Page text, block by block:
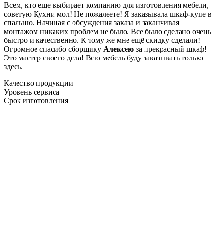
Всем, кто еще выбирает компанию для изготовления мебели,
советую Кухни мол! Не пожалеете! Я заказывала шкаф-купе в
спальню. Начиная с обсуждения заказа и заканчивая
монтажом никаких проблем не было. Все было сделано очень
быстро и качественно. К тому же мне ещё скидку сделали!
Огромное спасибо сборщику Алексею за прекрасный шкаф!
Это мастер своего дела! Всю мебель буду заказывать только
здесь.
Качество продукции
Уровень сервиса
Срок изготовления